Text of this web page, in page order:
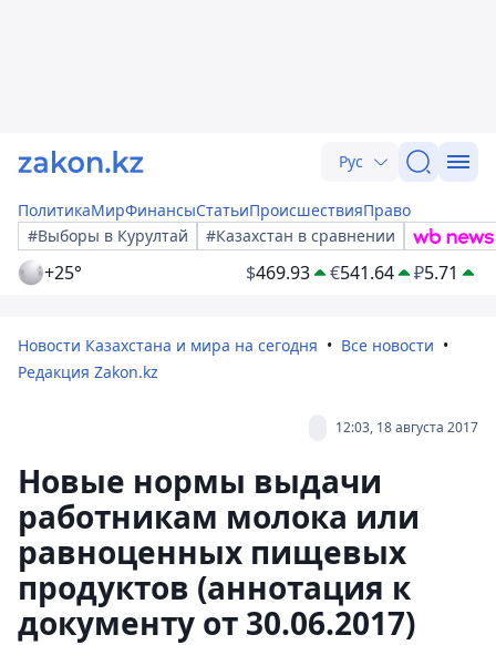
Рус
ПолитикаМирФинансыСтатьиПроисшествияПраво
#Выборы в Курултай
#Казахстан в сравнении
+25° $469.93 €541.64 ₽5.71
Новости Казахстана и мира на сегодня
Все новости
Редакция Zakon.kz
12:03, 18 августа 2017
Новые нормы выдачи
работникам молока или
равноценных пищевых
продуктов (аннотация к
документу от 30.06.2017)